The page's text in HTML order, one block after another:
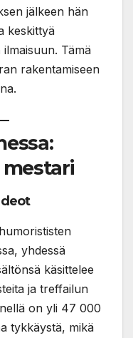
jälkeen hän
keskittyä
Tämä
rakentamiseen
yhdessä
käsittelee
ja treffailun
on yli 47 000
tykkäystä, mikä